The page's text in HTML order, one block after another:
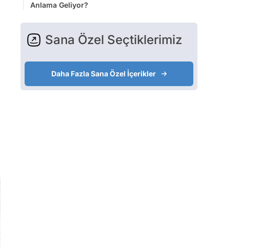
Anlama Geliyor?
Sana Özel Seçtiklerimiz
Daha Fazla Sana Özel İçerikler